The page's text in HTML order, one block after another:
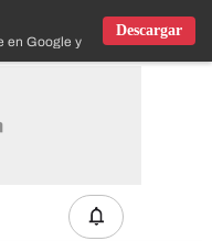
en Google y IOS
Descargar